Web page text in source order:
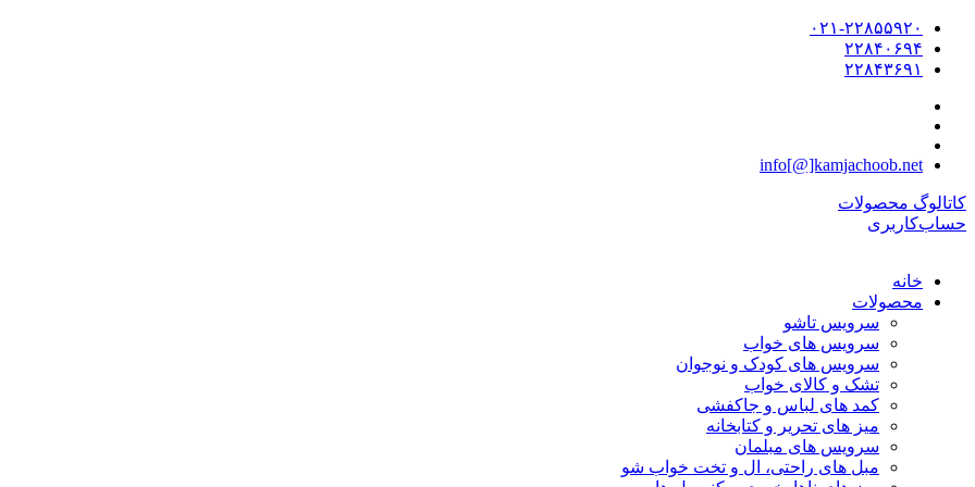
۰۲۱-۲۲۸۵۵۹۲۰
۲۲۸۴۰۶۹۴
۲۲۸۴۳۶۹۱
info[@]kamjachoob.net
کاتالوگ محصولات
حساب‌کاربری
خانه
محصولات
سرویس تاشو
سرویس های خواب
سرویس های کودک و نوجوان
تشک و کالای خواب
کمد های لباس و جاکفشی
میز های تحریر و کتابخانه
سرویس های مبلمان
مبل های راحتی، ال و تخت خواب شو